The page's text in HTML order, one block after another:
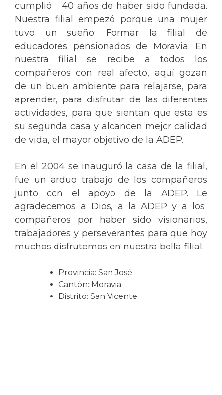
cumplió 40 años de haber sido fundada.
Nuestra filial empezó porque una mujer
tuvo un sueño: Formar la filial de
educadores pensionados de Moravia. En
nuestra filial se recibe a todos los
compañeros con real afecto, aquí gozan
de un buen ambiente para relajarse, para
aprender, para disfrutar de las diferentes
actividades, para que sientan que esta es
su segunda casa y alcancen mejor calidad
de vida, el mayor objetivo de la ADEP.
En el 2004 se inauguró la casa de la filial,
fue un arduo trabajo de los compañeros
junto con el apoyo de la ADEP. Le
agradecemos a Dios, a la ADEP y a los
compañeros por haber sido visionarios,
trabajadores y perseverantes para que hoy
muchos disfrutemos en nuestra bella filial.
Provincia: San José
Cantón: Moravia
Distrito: San Vicente